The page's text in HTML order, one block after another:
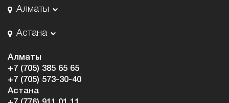
Алматы
Астана
Алматы
+7 (705) 385 65 65
+7 (705) 573-30-40
Астана